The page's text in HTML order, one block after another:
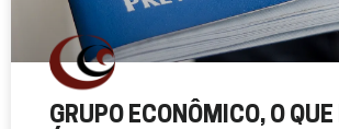
GRUPO ECONÔMICO, O QUE